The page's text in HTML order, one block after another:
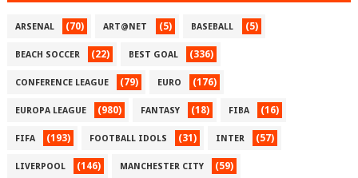
ARSENAL (70) ART@NET (5) BASEBALL (5)
BEACH SOCCER (22) BEST GOAL (336)
CONFERENCE LEAGUE (79) EURO (176)
EUROPA LEAGUE (980) FANTASY (18) FIBA (16)
FIFA (193) FOOTBALL IDOLS (31) INTER (57)
LIVERPOOL (146) MANCHESTER CITY (59)